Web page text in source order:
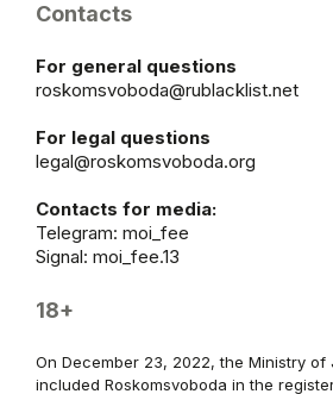
Contacts
For general questions
roskomsvoboda@rublacklist.net
For legal questions
legal@roskomsvoboda.org
Contacts for media:
Telegram: moi_fee
Signal: moi_fee.13
18+
On December 23, 2022, the Ministry of
included Roskomsvoboda in the